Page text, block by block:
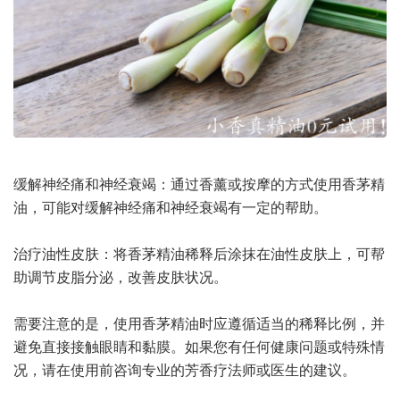
缓解神经痛和神经衰竭：通过香薰或按摩的方式使用香茅精
油，可能对缓解神经痛和神经衰竭有一定的帮助。
治疗油性皮肤：将香茅精油稀释后涂抹在油性皮肤上，可帮
助调节皮脂分泌，改善皮肤状况。
需要注意的是，使用香茅精油时应遵循适当的稀释比例，并
避免直接接触眼睛和黏膜。如果您有任何健康问题或特殊情
况，请在使用前咨询专业的芳香疗法师或医生的建议。